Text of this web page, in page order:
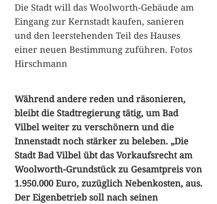
Die Stadt will das Woolworth-Gebäude am
Eingang zur Kernstadt kaufen, sanieren
und den leerstehenden Teil des Hauses
einer neuen Bestimmung zuführen. Fotos
Hirschmann
Während andere reden und räsonieren,
bleibt die Stadtregierung tätig, um Bad
Vilbel weiter zu verschönern und die
Innenstadt noch stärker zu beleben. „Die
Stadt Bad Vilbel übt das Vorkaufsrecht am
Woolworth-Grundstück zu Gesamtpreis von
1.950.000 Euro, zuzüglich Nebenkosten, aus.
Der Eigenbetrieb soll nach seinen